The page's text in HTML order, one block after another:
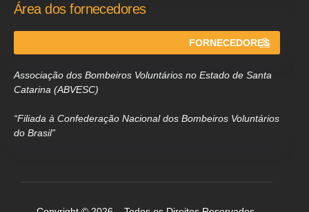
Área dos fornecedores
FORNECEDORES
Associação dos Bombeiros Voluntários no Estado de Santa
Catarina (ABVESC)
“Filiada à Confederação Nacional dos Bombeiros Voluntários
do Brasil”